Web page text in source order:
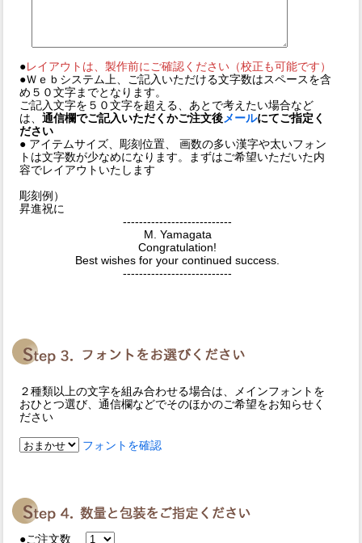
●レイアウトは、製作前にご確認ください（校正も可能です）
●Ｗｅｂシステム上、ご記入いただける文字数はスペースを含
め５０文字までとなります。
ご記入文字を５０文字を超える、あとで考えたい場合など
は、 通信欄でご記入いただくかご注文後メールにてご指定く
ださい
● アイテムサイズ、彫刻位置、 画数の多い漢字や太いフォン
トは文字数が少なめになります。まずはご希望いただいた内
容でレイアウトいたします
彫刻例）
昇進祝に
---------------------------
M. Yamagata
Congratulation!
Best wishes for your continued success.
---------------------------
２種類以上の文字を組み合わせる場合は、メインフォントを
おひとつ選び、通信欄などでそのほかのご希望をお知らせく
ださい
フォントを確認
●ご注文数